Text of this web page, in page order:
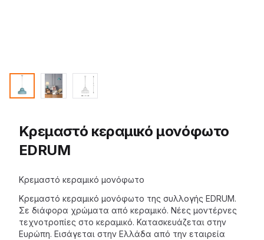
Κρεμαστό κεραμικό μονόφωτο
EDRUM
Description
Κρεμαστό κεραμικό μονόφωτο
Κρεμαστό κεραμικό μονόφωτο της συλλογής EDRUM.
Σε διάφορα χρώματα από κεραμικό. Νέες μοντέρνες
τεχνοτροπίες στο κεραμικό. Κατασκευάζεται στην
Ευρώπη. Εισάγεται στην Ελλάδα από την εταιρεία